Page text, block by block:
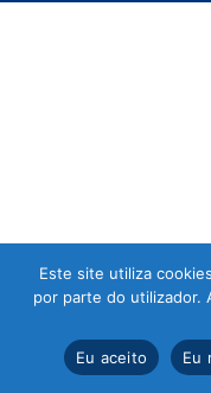
Este site utiliza
por parte do utilizador.
Eu aceito
Eu